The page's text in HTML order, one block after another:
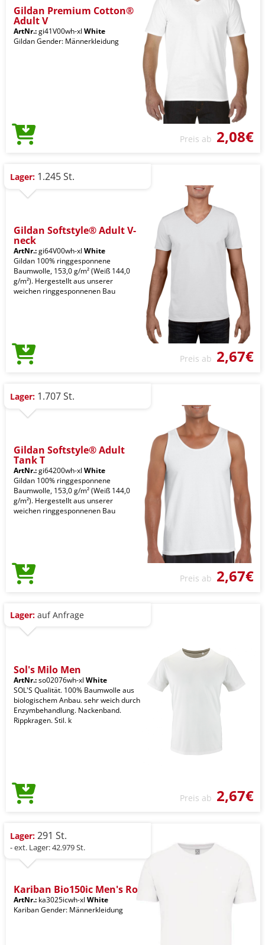
Gildan Premium Cotton®
Adult V
ArtNr.:gi41V00wh-xl White
Gildan Gender: Männerkleidung
Preis ab 2,08€
Lager: 1.245 St.
Gildan Softstyle® Adult V-
neck
ArtNr.:gi64V00wh-xl White
Gildan 100% ringgesponnene
Baumwolle, 153,0 g/m² (Weiß 144,0
g/m²). Hergestellt aus unserer
weichen ringgesponnenen Bau
Preis ab 2,67€
Lager: 1.707 St.
Gildan Softstyle® Adult
Tank T
ArtNr.:gi64200wh-xl White
Gildan 100% ringgesponnene
Baumwolle, 153,0 g/m² (Weiß 144,0
g/m²). Hergestellt aus unserer
weichen ringgesponnenen Bau
Preis ab 2,67€
Lager: auf Anfrage
Sol's Milo Men
ArtNr.:so02076wh-xl White
SOL'S Qualität. 100% Baumwolle aus
biologischem Anbau. sehr weich durch
Enzymbehandlung. Nackenband.
Rippkragen. Stil. k
Preis ab 2,67€
Lager: 291 St.
- ext. Lager: 42.979 St.
Kariban Bio150ic Men's Ro
ArtNr.: ka3025icwh-xl White
Kariban Gender: Männerkleidung